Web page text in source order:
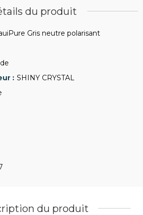
du produit
Gris neutre polarisant
SHINY CRYSTAL
du produit